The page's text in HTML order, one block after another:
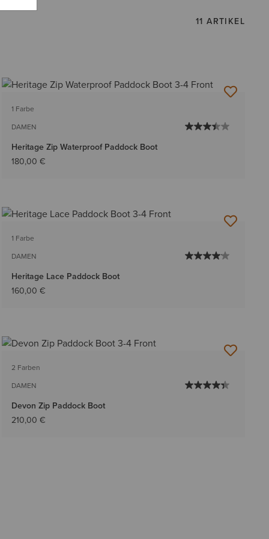
11 ARTIKEL
1 Farbe
DAMEN
Heritage Zip Waterproof Paddock Boot
180,00 €
1 Farbe
DAMEN
Heritage Lace Paddock Boot
160,00 €
2 Farben
DAMEN
Devon Zip Paddock Boot
210,00 €